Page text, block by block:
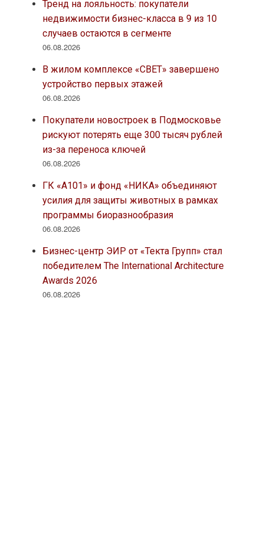
Тренд на лояльность: покупатели
недвижимости бизнес-класса в 9 из 10
случаев остаются в сегменте
06.08.2026
В жилом комплексе «СВЕТ» завершено
устройство первых этажей
06.08.2026
Покупатели новостроек в Подмосковье
рискуют потерять еще 300 тысяч рублей
из-за переноса ключей
06.08.2026
ГК «А101» и фонд «НИКА» объединяют
усилия для защиты животных в рамках
программы биоразнообразия
06.08.2026
Бизнес-центр ЭИР от «Текта Групп» стал
победителем The International Architecture
Awards 2026
06.08.2026